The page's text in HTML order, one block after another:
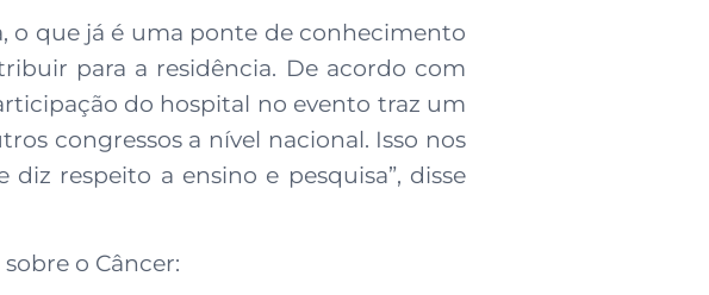
o que já é uma ponte de conhecimento
para a residência. De acordo com
do hospital no evento traz um
congressos a nível nacional. Isso nos
respeito a ensino e pesquisa”, disse
o Câncer: